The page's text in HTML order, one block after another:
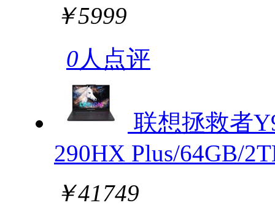
￥5999
0人点评
联想拯救者
290HX Plus/64GB/
￥41749